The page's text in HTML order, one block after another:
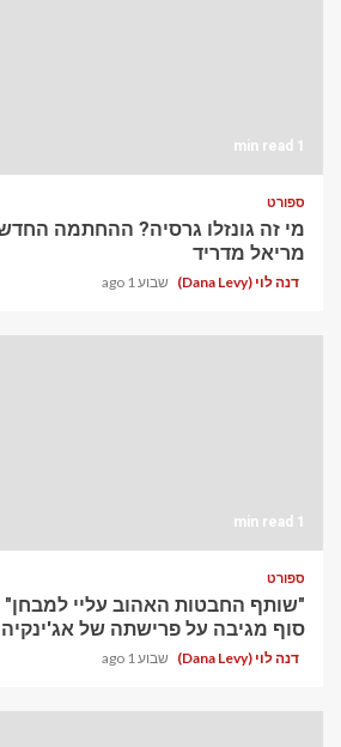
1 min read
ספורט
מי זה גונזלו גרסיה? ההחתמה
מריאל מדריד
דנה לוי (Dana Levy) שבוע 1 ago
1 min read
ספורט
"שותף החבטות האהוב עליי למבחן"
סוף מגיבה על פרישתה של
דנה לוי (Dana Levy) שבוע 1 ago